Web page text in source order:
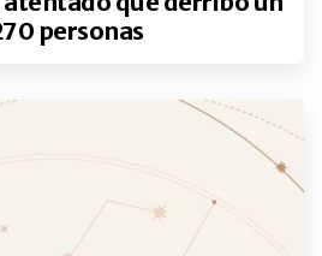
personas